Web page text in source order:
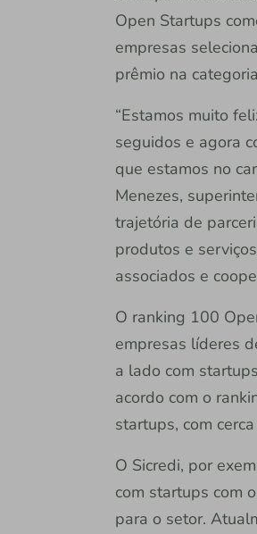
Open Startups
empresas
prêmio na
“Estamos muito
seguidos e agora
que estamos no
Menezes,
trajetória de
produtos e
associados e
O ranking 100
empresas líderes
a lado com
acordo com o
startups, com
O Sicredi, por
com startups com
para o setor.